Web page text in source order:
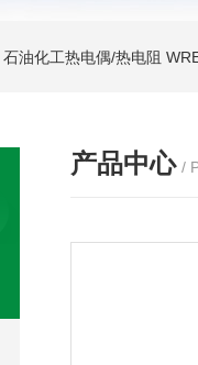
石油化工热电偶/热电阻
产品中心 /